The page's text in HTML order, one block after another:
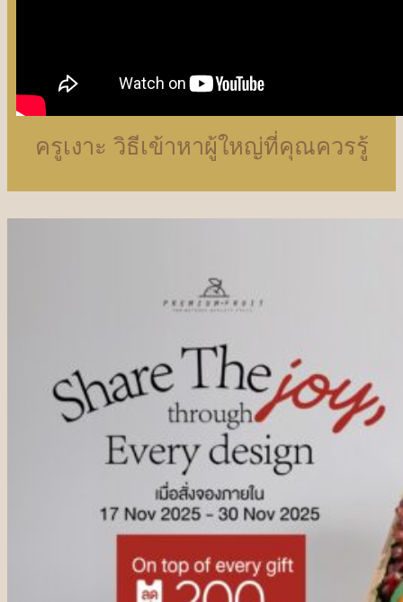
ครูเงาะ วิธีเข้าหาผู้ใหญ่ที่คุณควรรู้